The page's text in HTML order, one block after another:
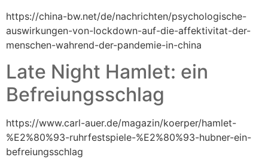
https://china-bw.net/de/nachrichten/psychologische-
auswirkungen-von-lockdown-auf-die-affektivitat-der-
menschen-wahrend-der-pandemie-in-china
Late Night Hamlet: ein
Befreiungsschlag
https://www.carl-auer.de/magazin/koerper/hamlet-
%E2%80%93-ruhrfestspiele-%E2%80%93-hubner-ein-
befreiungsschlag